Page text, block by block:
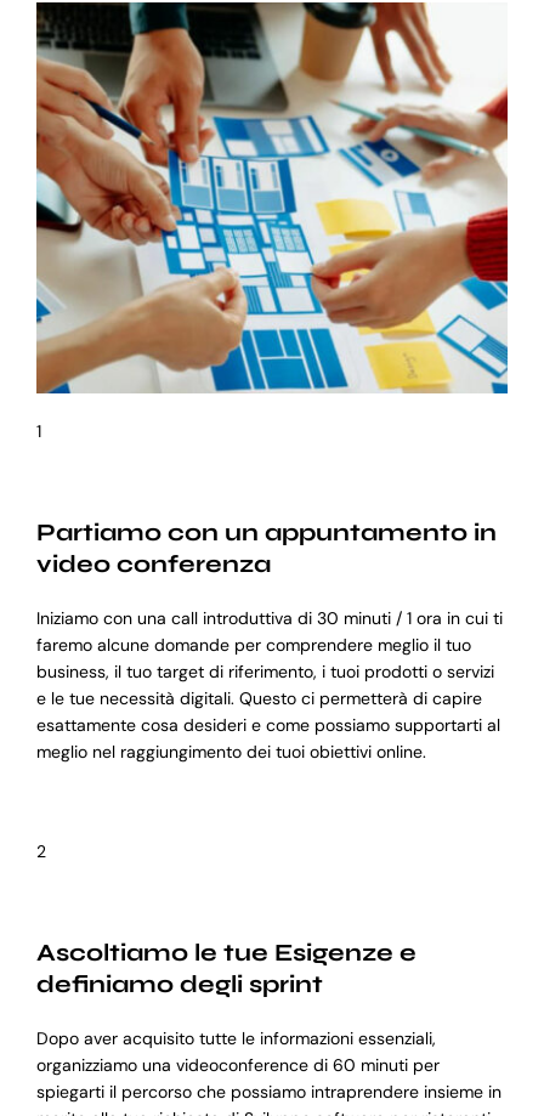
1
Partiamo con un appuntamento in
video conferenza
Iniziamo con una call introduttiva di 30 minuti / 1 ora in cui ti
faremo alcune domande per comprendere meglio il tuo
business, il tuo target di riferimento, i tuoi prodotti o servizi
e le tue necessità digitali. Questo ci permetterà di capire
esattamente cosa desideri e come possiamo supportarti al
meglio nel raggiungimento dei tuoi obiettivi online.
2
Ascoltiamo le tue Esigenze e
definiamo degli sprint
Dopo aver acquisito tutte le informazioni essenziali,
organizziamo una videoconference di 60 minuti per
spiegarti il percorso che possiamo intraprendere insieme in